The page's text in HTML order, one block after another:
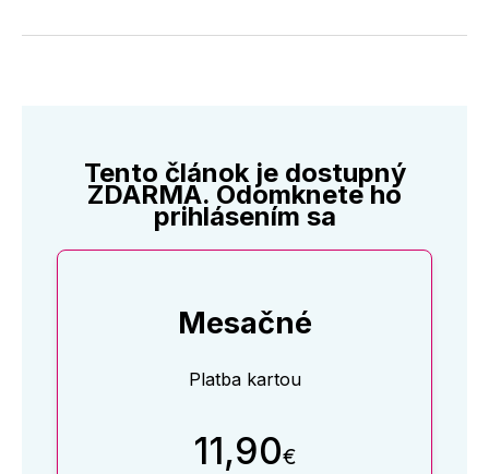
TwitterFacebooku
LinkedIne
E-
Tento článok je dostupný
ZDARMA. Odomknete ho
prihlásením sa
Mesačné
Platba kartou
11,90€